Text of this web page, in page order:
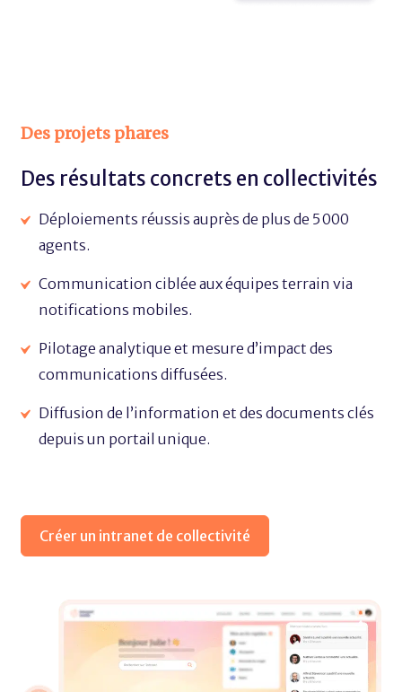
Des projets phares
Des résultats concrets en collectivités
Déploiements réussis auprès de plus de 5 000
agents.
Communication ciblée aux équipes terrain via
notifications mobiles.
Pilotage analytique et mesure d’impact des
communications diffusées.
Diffusion de l’information et des documents clés
depuis un portail unique.
Créer un intranet de collectivité